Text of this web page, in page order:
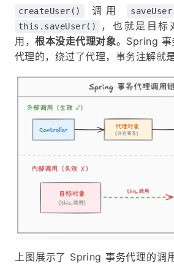
createUser() 调用
this.saveUser()
，也就是目标
用，根本没走代理对象。Spring 事
代理的，绕过了代理，事务注解就
上图展示了 Spring 事务代理的调